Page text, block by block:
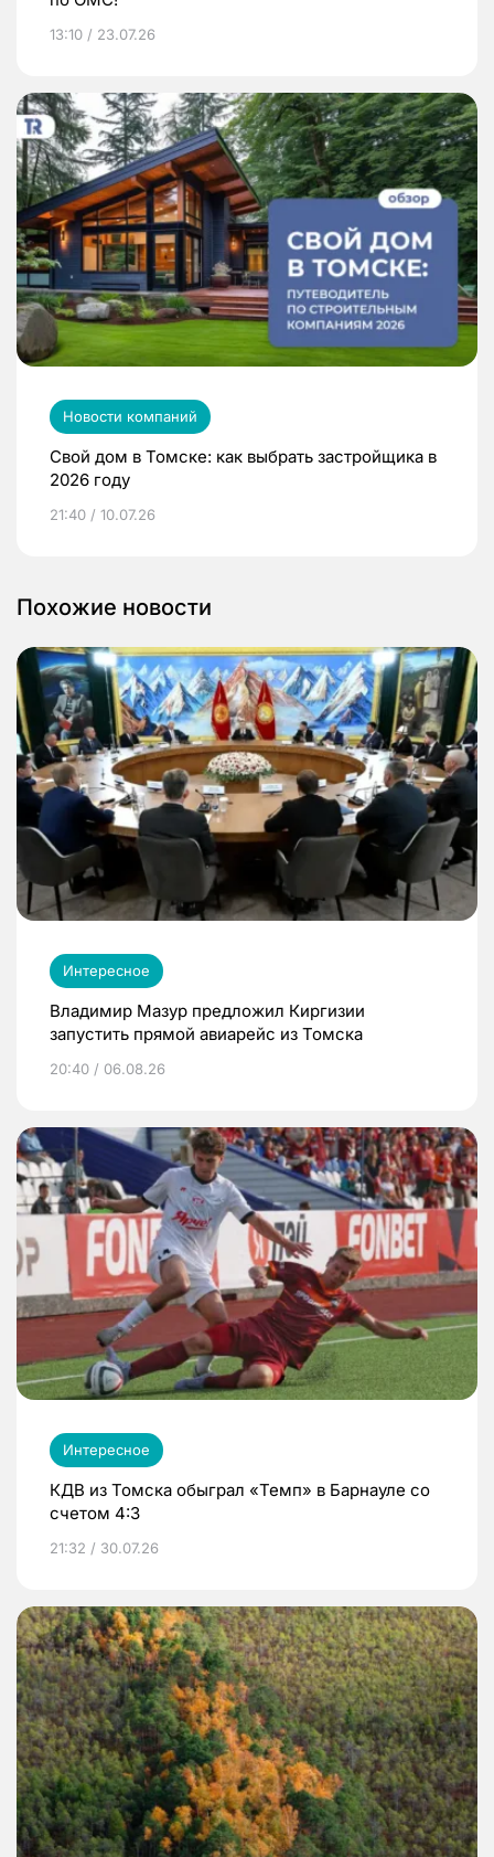
13:10 / 23.07.26
Новости компаний
Свой дом в Томске: как выбрать застройщика в
2026 году
21:40 / 10.07.26
Похожие новости
Интересное
Владимир Мазур предложил Киргизии
запустить прямой авиарейс из Томска
20:40 / 06.08.26
Интересное
КДВ из Томска обыграл «Темп» в Барнауле со
счетом 4:3
21:32 / 30.07.26